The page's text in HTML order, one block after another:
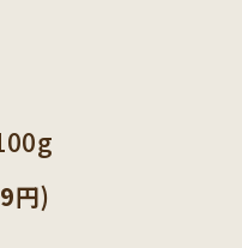
円)